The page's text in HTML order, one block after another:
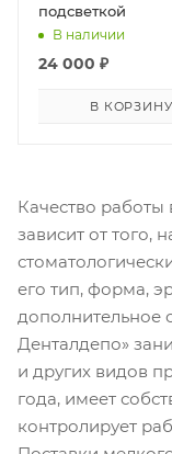
подсветкой
В наличии
24 000 ₽
В КОРЗИНУ
Качество работы
зависит от того,
его тип, форма,
Денталдепо»
и других видов
года, имеет
контролирует